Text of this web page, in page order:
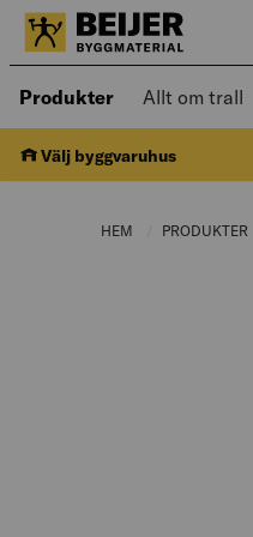
Produkter Öppnad
Allt om trall
Välj byggvaruhus
HEM PRODUKTER